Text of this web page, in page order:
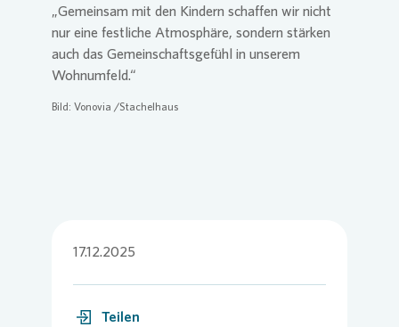
„Gemeinsam mit den Kindern schaffen wir nicht
nur eine festliche Atmosphäre, sondern stärken
auch das Gemeinschaftsgefühl in unserem
Wohnumfeld.“
Bild: Vonovia /Stachelhaus
17.12.2025
Teilen